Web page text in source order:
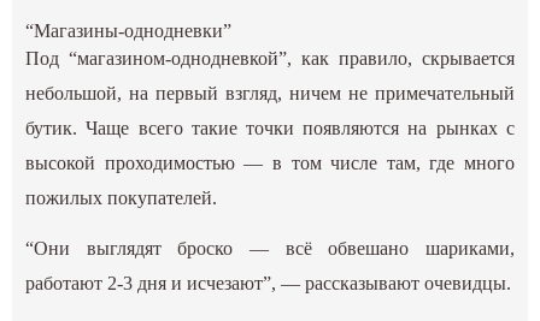
“Магазины-однодневки”
Под “магазином-однодневкой”, как правило, скрывается
небольшой, на первый взгляд, ничем не примечательный
бутик. Чаще всего такие точки появляются на рынках с
высокой проходимостью — в том числе там, где много
пожилых покупателей.
“Они выглядят броско — всё обвешано шариками,
работают 2-3 дня и исчезают”, — рассказывают очевидцы.